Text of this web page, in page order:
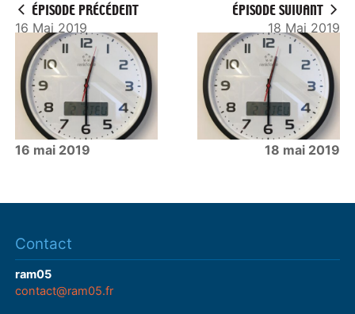
y
ÉPISODE PRÉCÉDENT
16 Mai 2019
16 mai 2019
ÉPISODE SUIVANT
18 Mai 2019
18 mai 2019
Contact
ram05
contact@ram05.fr